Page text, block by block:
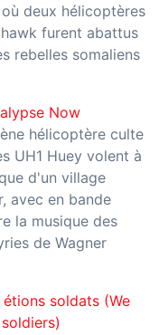
deux hélicoptères
furent abattus
rebelles somaliens
Now
hélicoptère culte
UH1 Huey volent à
d'un village
avec en bande
la musique des
de Wagner
étions soldats (We